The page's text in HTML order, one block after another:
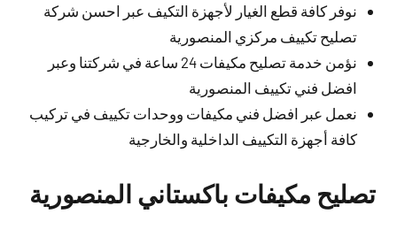
نوفر كافة قطع الغيار لأجهزة التكيف عبر احسن شركة
تصليح تكييف مركزي المنصورية
نؤمن خدمة تصليح مكيفات 24 ساعة في شركتنا وعبر
افضل فني تكييف المنصورية
نعمل عبر افضل فني مكيفات ووحدات تكييف في تركيب
كافة أجهزة التكييف الداخلية والخارجية
تصليح مكيفات باكستاني المنصورية